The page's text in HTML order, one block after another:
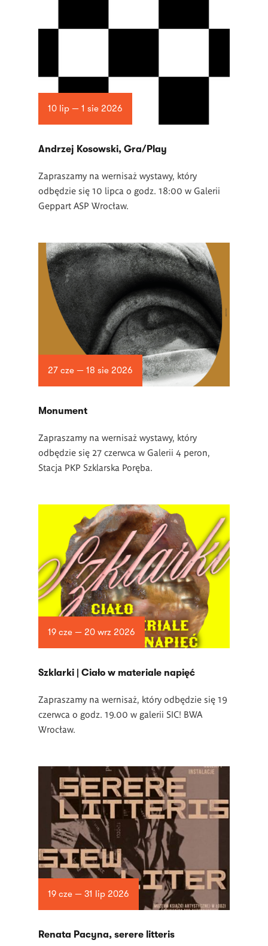
10 lip — 1 sie 2026
Andrzej Kosowski, Gra/Play
Zapraszamy na wernisaż wystawy, który
odbędzie się 10 lipca o godz. 18:00 w Galerii
Geppart ASP Wrocław.
27 cze — 18 sie 2026
Monument
Zapraszamy na wernisaż wystawy, który
odbędzie się 27 czerwca w Galerii 4 peron,
Stacja PKP Szklarska Poręba.
19 cze — 20 wrz 2026
­Szklarki | Ciało w materiale napięć
Zapraszamy na wernisaż, który odbędzie się 19
czerwca o godz. 19.00 w galerii SIC! BWA
Wrocław.
19 cze — 31 lip 2026
Renata Pacyna, serere litteris